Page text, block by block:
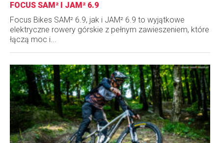
FOCUS SAM² I JAM² 6.9
Focus Bikes SAM² 6.9, jak i JAM² 6.9 to wyjątkowe
elektryczne rowery górskie z pełnym zawieszeniem, które
łączą moc i...